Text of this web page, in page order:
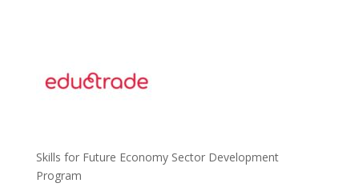
Skills for Future Economy Sector Development
Program